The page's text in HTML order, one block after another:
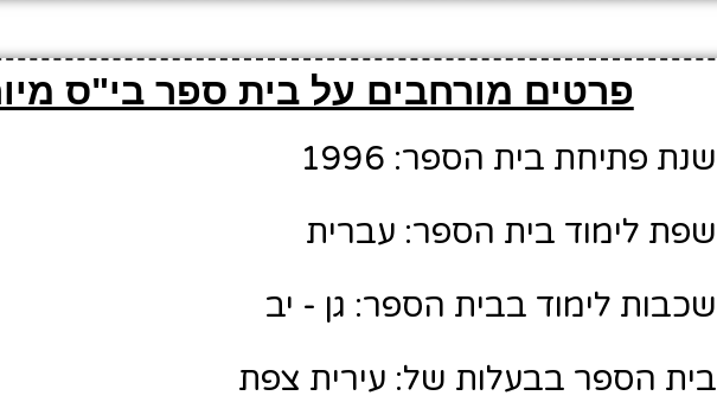
פרטים מורחבים על בית ספר בי"ס
שנת פתיחת בית הספר: 1996
שפת לימוד בית הספר: עברית
שכבות לימוד בבית הספר: גן - יב
בית הספר בבעלות של: עירית צפת